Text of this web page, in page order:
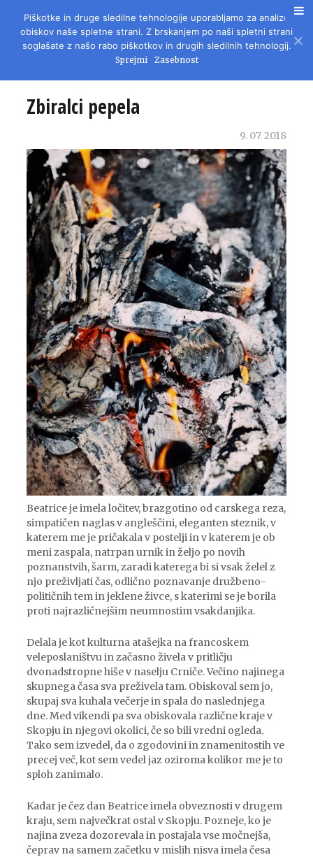
REVIJA ZA LITERATURO, KULTURO IN DRUŽBENA VPRAŠANJA
Zbiralci pepela
9. 07. 2018
Beatrice je imela ločitev, brazgotino od carskega reza,
simpatičen naglas v angleščini, eleganten steznik, v
katerem me je pričakala v postelji in v katerem je ob
meni zaspala, natrpan urnik in željo po novih
poznanstvih, šarm, zaradi katerega bi si vsak želel z
njo preživljati čas, odlično poznavanje družbeno-
političnih tem in jeklene živce, s katerimi se je borila
proti najrazličnejšim neumnostim vsakdanjika.
Delala je kot kulturna atašejka na francoskem
veleposlaništvu in začasno živela v pritličju
dvonadstropne hiše v naselju Crniče. Večino najinega
skupnega časa sva preživela tam. Obiskoval sem jo,
skupaj sva kuhala večerje in spala do naslednjega
dne. Med vikendi pa sva obiskovala različne kraje v
Skopju in njegovi okolici, če so bili vredni ogleda.
Tako sem izvedel, da o zgodovini in znamenitostih ve
precej več, kot sem vedel jaz oziroma kolikor me je to
sploh zanimalo.
Kadar je čez dan Beatrice imela obveznosti v drugem
kraju, sem največkrat ostal v Skopju. Pozneje, ko je
najina zveza dozorevala in postajala vse močnejša,
čeprav na samem začetku v mislih nisva imela česa
Piškotke in druge sledilne tehnologije uporabljamo za analizo
obiskov naše spletne strani. Z brskanjem po naši spletni strani
soglašate z našo rabo piškotkov in drugih sledilnih tehnologij.
Sprejmi Zasebnost